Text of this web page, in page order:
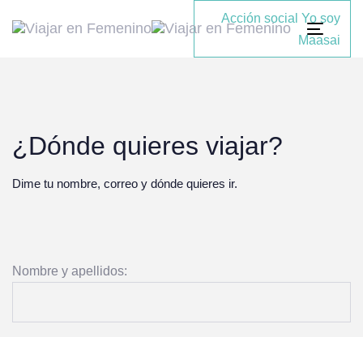
links
content
Toggle
Acción social Yo soy
Maasai
¿Dónde quieres viajar?
Dime tu nombre, correo y dónde quieres ir.
Nombre y apellidos: